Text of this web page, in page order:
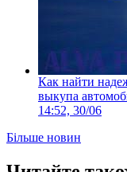
Как найти
выкупа
14:52, 30/06
Більше новин